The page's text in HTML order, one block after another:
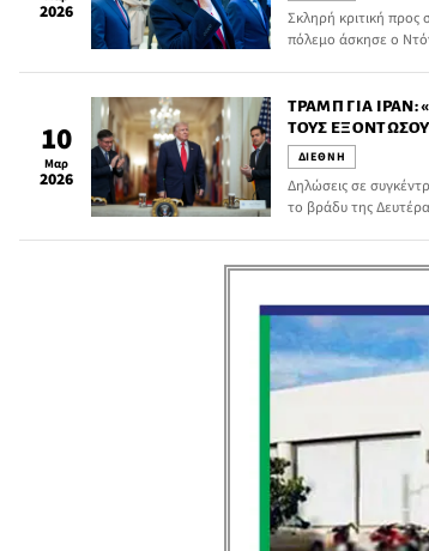
2026
Σκληρή κριτική προς
πόλεμο άσκησε ο
αλλά τώρα
10
Μαρ
2026
ΤΡΑΜΠ ΓΙΑ
ΤΟΥΣ
ΔΙΕΘΝΗ
Δηλώσεις σε
το βράδυ της